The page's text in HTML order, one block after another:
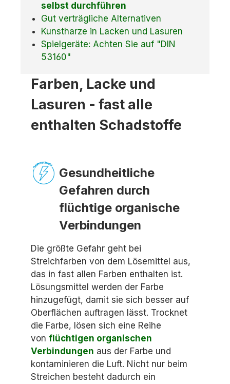
selbst durchführen
Gut verträgliche Alternativen
Kunstharze in Lacken und Lasuren
Spielgeräte: Achten Sie auf "DIN
53160"
Farben, Lacke und
Lasuren - fast alle
enthalten Schadstoffe
Gesundheitliche
Gefahren durch
flüchtige organische
Verbindungen
Die größte Gefahr geht bei
Streichfarben von dem Lösemittel aus,
das in fast allen Farben enthalten ist.
Lösungsmittel werden der Farbe
hinzugefügt, damit sie sich besser auf
Oberflächen auftragen lässt. Trocknet
die Farbe, lösen sich eine Reihe
von flüchtigen organischen
Verbindungen aus der Farbe und
kontaminieren die Luft. Nicht nur beim
Streichen besteht dadurch ein